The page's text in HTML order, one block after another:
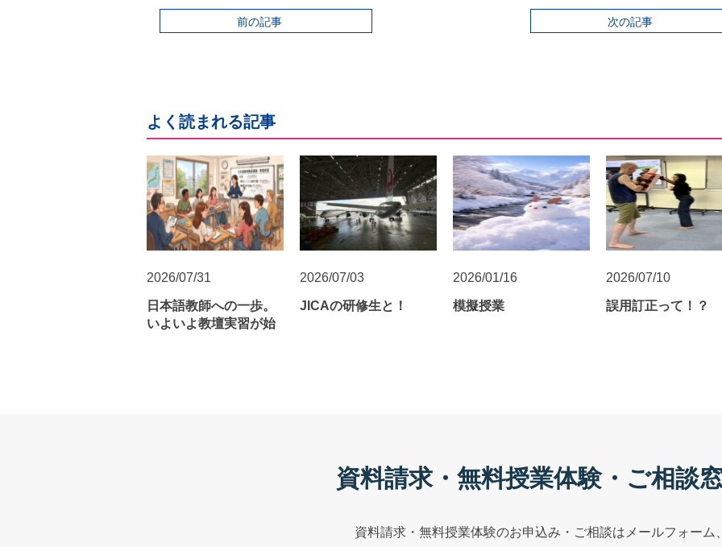
前の記事 次の記事
よく読まれる記事
2026/07/31
日本語教師への一歩。
いよいよ教壇実習が始
2026/07/03
JICAの研修生と！
2026/01/16
模擬授業
2026/07/10
誤用訂正って！？
資料請求・無料授業体験・ご相談
資料請求・無料授業体験のお申込み・ご相談はメールフォーム